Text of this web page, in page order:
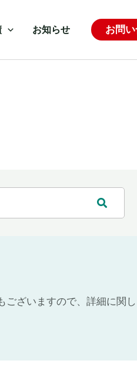
お知らせ お問
ざいますので、詳細に関